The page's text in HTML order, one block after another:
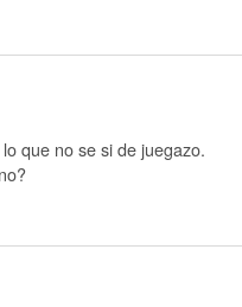
que no se si de juegazo.